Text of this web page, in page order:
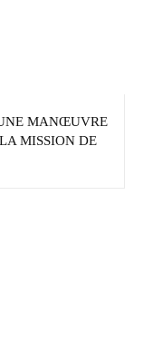
MANŒUVRE
MISSION DE